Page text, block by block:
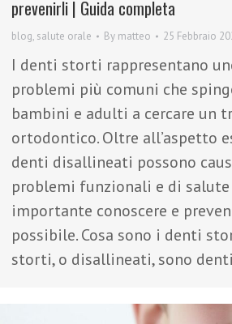
prevenirli | Guida completa
blog, salute orale By matteo 25 Febbraio
I denti storti rappresentano
problemi più comuni che
bambini e adulti a cercare un
ortodontico. Oltre all’aspetto
denti disallineati possono
problemi funzionali e di salute
importante conoscere e
possibile. Cosa sono i denti
storti, o disallineati, sono